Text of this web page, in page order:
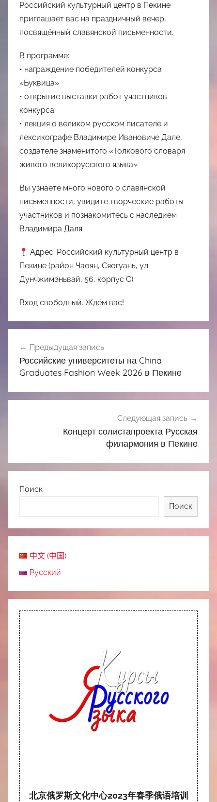
Российский культурный центр в Пекине
приглашает вас на праздничный вечер,
посвящённый славянской письменности.
В программе:
• награждение победителей конкурса
«Буквица»
• открытие выставки работ участников
конкурса
• лекция о великом русском писателе и
лексикографе Владимире Ивановиче Дале,
создателе знаменитого «Толкового словаря
живого великорусского языка»
Вы узнаете много нового о славянской
письменности, увидите творческие работы
участников и познакомитесь с наследием
Владимира Даля.
Адрес: Российский культурный центр в
Пекине (район Чаоян, Сяогуань, ул.
Дунчжимэньвай, 56, корпус С)
Вход свободный. Ждём вас!
по
записям
Предыдущая запись
Российские университеты на China
Graduates Fashion Week 2026 в Пекине
Следующая запись
Концерт солистапроекта Русская
филармония в Пекине
Поиск
Поиск
中文 (中国)
Русский
北京俄罗斯文化中心2023年春季俄语培训